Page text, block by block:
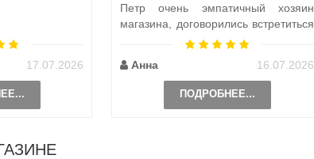
17.07.2026
Петр очень эмпатичный хозяин
магазина, договорились встретиться
по пути, чтобы передать ..
Анна
16.07.2026
ПОДРОБНЕЕ...